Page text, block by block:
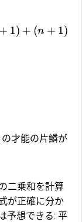
+ 1) + (n + 1)
才能の片鱗が
二乗和を計算
が正確に分か
予想できる: 平